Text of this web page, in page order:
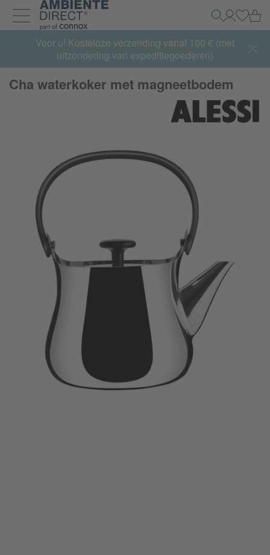
Home
Navigatie uit- en inklappen
Zoeken
Mijn
Summer Sale:met tot 65% korting >> nu bestellen
Voor u! Kosteloze verzending vanaf 100 € (met
uitzondering van expeditiegoederen)
Cha waterkoker met magneetbodem